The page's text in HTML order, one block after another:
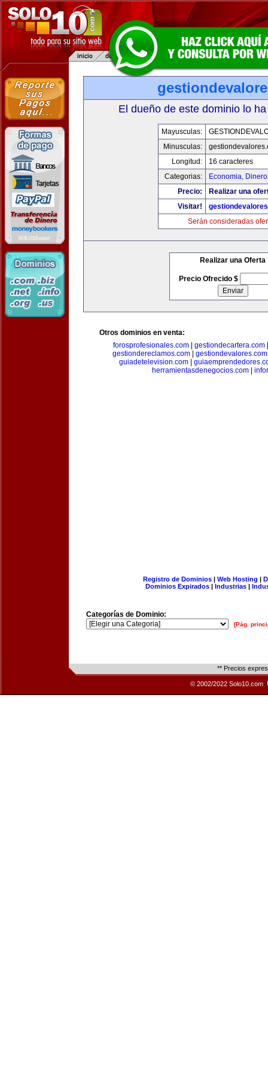
El dueño de este dominio lo
Mayusculas:
Minusculas:
Longitud:
16 caracteres
Categorias:
Economia,
Precio:
Realizar una
Visitar!
Serán consideradas
Realizar una Oferta
Precio Ofrecido $
Otros dominios en venta:
forosprofesionales.com
gestiondecartera.com
gestiondereclamos.com| gestiondevalores.com
guiadetelevision.com
herramientasdenegocios.com
Registro de Dominios| Web Hosting |
Dominios Expirados | Industrias |
Categorías de Dominio:
[Pág.
** Precios
© 2002/2022 Solo10.com